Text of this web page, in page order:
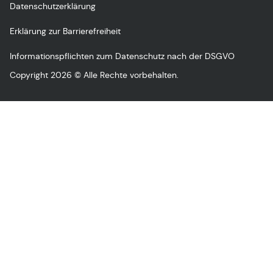
Datenschutzerklärung
Erklärung zur Barrierefreiheit
Informationspflichten zum Datenschutz nach der DSGVO
Copyright 2026 © Alle Rechte vorbehalten.